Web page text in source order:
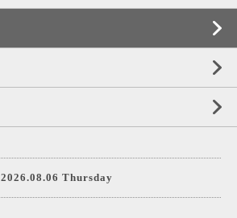
2026.08.06 Thursday